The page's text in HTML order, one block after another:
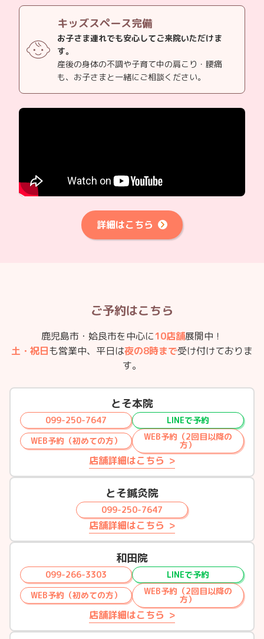
キッズスペース完備
お子さま連れでも安心してご来院いただけま
す。
産後の身体の不調や子育て中の肩こり・腰痛
も、お子さまと一緒にご相談ください。
詳細はこちら
ご予約はこちら
鹿児島市・姶良市を中心に10店舗展開中！
土・祝日も営業中、平日は夜の8時まで受け付けておりま
す。
とそ本院
099-250-7647
LINEで予約
WEB予約（初めての方）
WEB予約（2回目以降の
方）
店舗詳細はこちら
とそ鍼灸院
099-250-7647
店舗詳細はこちら
和田院
099-266-3303
LINEで予約
WEB予約（初めての方）
WEB予約（2回目以降の
方）
店舗詳細はこちら